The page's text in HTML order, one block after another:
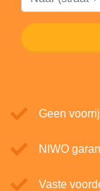
Geen
NIWO
Vaste